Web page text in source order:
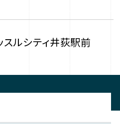
スルシティ井荻駅前